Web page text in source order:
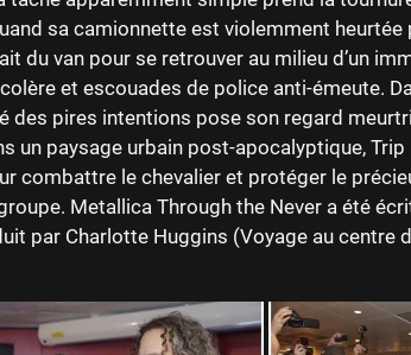
sa camionnette est violemment heurtée
du van pour se retrouver au milieu d’un
et escouades de police anti-émeute.
des pires intentions pose son regard
un paysage urbain post-apocalyptique,
combattre le chevalier et protéger le
Metallica Through the Never a été
par Charlotte Huggins (Voyage au centre